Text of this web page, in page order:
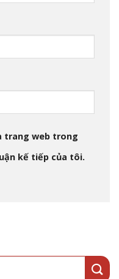
trang web trong
kế tiếp của tôi.